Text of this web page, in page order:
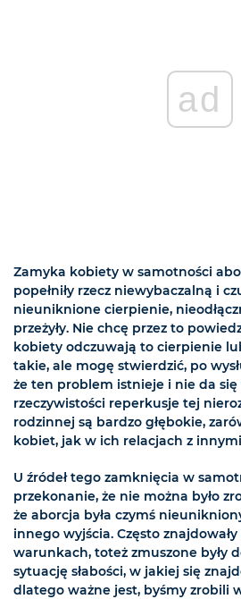
ad
Zamyka kobiety w samotności
popełniły rzecz niewybaczalną i
nieuniknione cierpienie,
przeżyły. Nie chcę przez to
kobiety odczuwają to cierpienie
takie, ale mogę stwierdzić, po
że ten problem istnieje i nie da się
rzeczywistości reperkusje tej
rodzinnej są bardzo głębokie,
kobiet, jak w ich relacjach z
U źródeł tego zamknięcia w
przekonanie, że nie można było
że aborcja była czymś
innego wyjścia. Często
warunkach, toteż zmuszone były
sytuację słabości, w jakiej się
dlatego ważne jest, byśmy zrobili